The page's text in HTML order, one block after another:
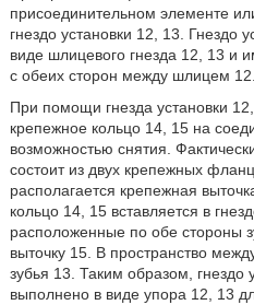
присоединительном элементе
гнездо установки 12, 13. Гнездо
виде шлицевого гнезда 12, 13 и
с обеих сторон между шлицем 12.
При помощи гнезда установки
крепежное кольцо 14, 15 на
возможностью снятия.
состоит из двух крепежных
располагается крепежная
кольцо 14, 15 вставляется в
расположенные по обе стороны
выточку 15. В пространство
зубья 13. Таким образом, гнездо
выполнено в виде упора 12, 13